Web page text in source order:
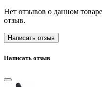
Нет отзывов о данном
отзыв.
Написать отзыв
Написать отзыв